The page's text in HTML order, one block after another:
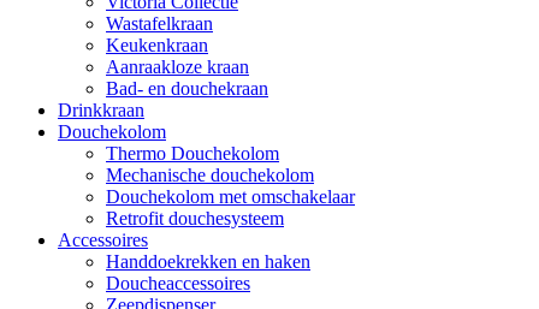
Wastafelkraan
Keukenkraan
Aanraakloze kraan
Bad- en douchekraan
Drinkkraan
Douchekolom
Thermo Douchekolom
Mechanische douchekolom
Douchekolom met omschakelaar
Retrofit douchesysteem
Accessoires
Handdoekrekken en haken
Doucheaccessoires
Zeepdispenser